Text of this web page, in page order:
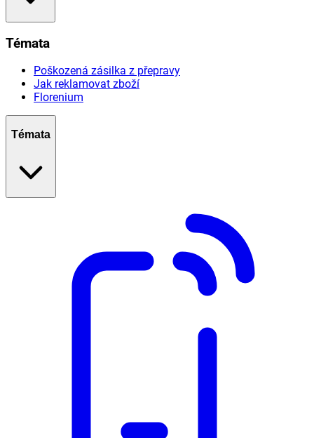
Témata
Poškozená zásilka z přepravy
Jak reklamovat zboží
Florenium
Témata